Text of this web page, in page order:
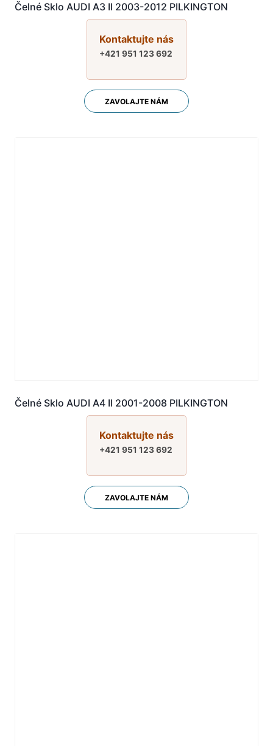
Čelné Sklo AUDI A3 II 2003-2012 PILKINGTON
Kontaktujte nás
+421 951 123 692
ZAVOLAJTE NÁM
Čelné Sklo AUDI A4 II 2001-2008 PILKINGTON
Kontaktujte nás
+421 951 123 692
ZAVOLAJTE NÁM